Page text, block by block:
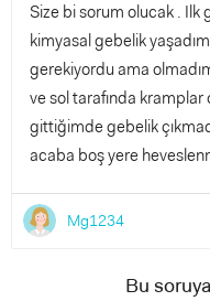
Size bi sorum olucak .
kimyasal gebelik
gerekiyordu ama
ve sol tarafında
gittiğimde gebelik
acaba boş yere
Mg1234
Bu